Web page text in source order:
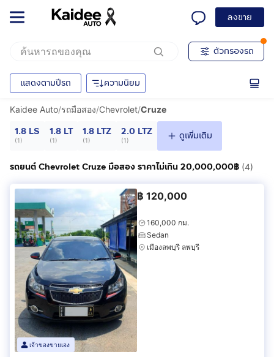
ลงขาย
ตัวกรองรถ
แสดงตามปีรถ ความนิยม
Kaidee Auto/รถมือสอง/Chevrolet/Cruze
1.8 LS
(1)
1.8 LT
(1)
1.8 LTZ
(1)
2.0 LTZ
(1) ดูเพิ่มเติม
รถยนต์ Chevrolet Cruze มือสอง ราคาไม่เกิน 20,000,000฿ (4)
เจ้าของขายเอง
฿ 120,000
160,000 กม.
Sedan
เมืองลพบุรี ลพบุรี